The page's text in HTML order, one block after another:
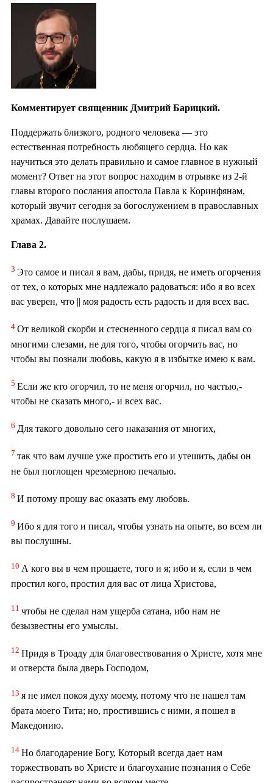
Комментирует священник Дмитрий Барицкий.
Поддержать близкого, родного человека — это
естественная потребность любящего сердца. Но как
научиться это делать правильно и самое главное в нужный
момент? Ответ на этот вопрос находим в отрывке из 2-й
главы второго послания апостола Павла к Коринфянам,
который звучит сегодня за богослужением в православных
храмах. Давайте послушаем.
Глава 2.
3 Это самое и писал я вам, дабы, придя, не иметь огорчения
от тех, о которых мне надлежало радоваться: ибо я во всех
вас уверен, что || моя радость есть радость и для всех вас.
4 От великой скорби и стесненного сердца я писал вам со
многими слезами, не для того, чтобы огорчить вас, но
чтобы вы познали любовь, какую я в избытке имею к вам.
5 Если же кто огорчил, то не меня огорчил, но частью,-
чтобы не сказать много,- и всех вас.
6 Для такого довольно сего наказания от многих,
7 так что вам лучше уже простить его и утешить, дабы он
не был поглощен чрезмерною печалью.
8 И потому прошу вас оказать ему любовь.
9 Ибо я для того и писал, чтобы узнать на опыте, во всем ли
вы послушны.
10 А кого вы в чем прощаете, того и я; ибо и я, если в чем
простил кого, простил для вас от лица Христова,
11 чтобы не сделал нам ущерба сатана, ибо нам не
безызвестны его умыслы.
12 Придя в Троаду для благовествования о Христе, хотя мне
и отверста была дверь Господом,
13 я не имел покоя духу моему, потому что не нашел там
брата моего Тита; но, простившись с ними, я пошел в
Македонию.
14 Но благодарение Богу, Который всегда дает нам
торжествовать во Христе и благоухание познания о Себе